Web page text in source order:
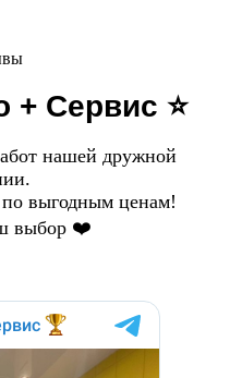
+ Сервис ⭐️
нашей дружной
выгодным ценам!
выбор ❤️